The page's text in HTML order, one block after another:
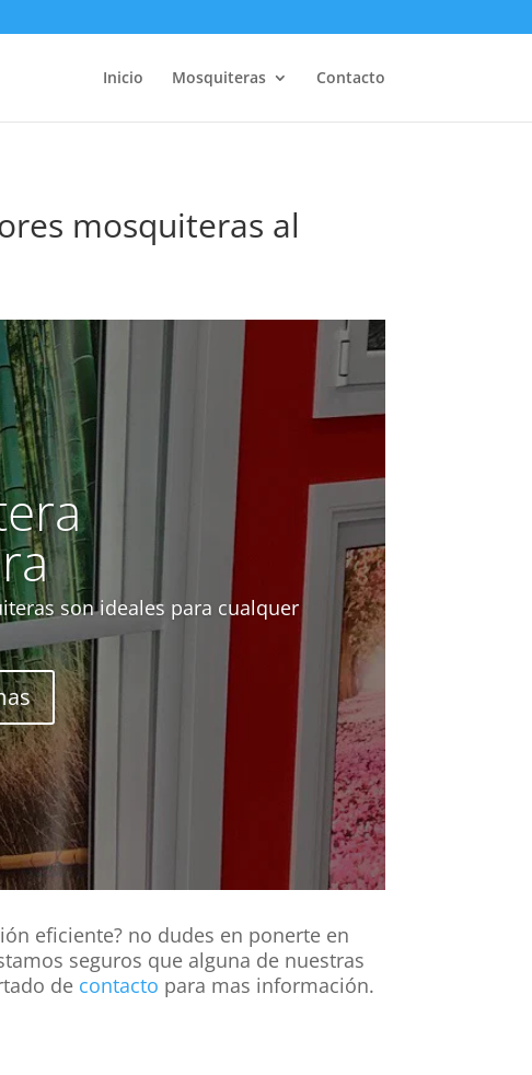
Inicio Mosquiteras Contacto
mosquiteras al
son ideales para cualquer
eficiente? no dudes en ponerte en
seguros que alguna de nuestras
de contacto para mas información.